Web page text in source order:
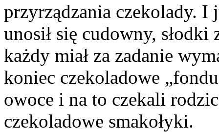
przyrządzania czekolady.
unosił się cudowny,
każdy miał za zadanie
koniec czekoladowe
owoce i na to czekali
czekoladowe smakołyki.